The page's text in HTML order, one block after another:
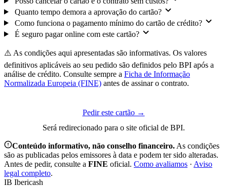
Quanto tempo demora a aprovação do cartão?
Como funciona o pagamento mínimo do cartão de crédito?
É seguro pagar online com este cartão?
⚠️ As condições aqui apresentadas são informativas. Os valores
definitivos aplicáveis ao seu pedido são definidos pelo BPI após a
análise de crédito. Consulte sempre a Ficha de Informação
Normalizada Europeia (FINE) antes de assinar o contrato.
Pedir este cartão →
Será redirecionado para o site oficial de BPI.
Conteúdo informativo, não conselho financeiro. As condições
são as publicadas pelos emissores à data e podem ter sido alteradas.
Antes de pedir, consulte a FINE oficial. Como avaliamos · Aviso
legal completo.
IB Ibericash